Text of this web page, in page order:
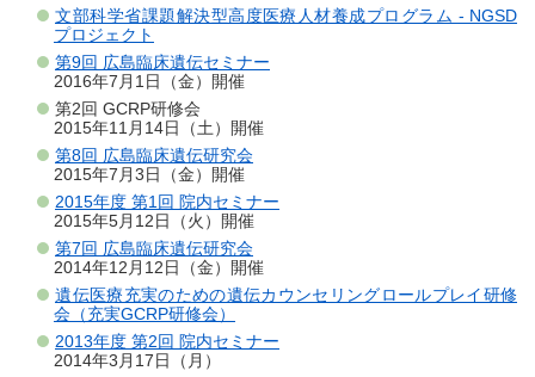
文部科学省課題解決型高度医療人材養成プログラム - NGSD
プロジェクト
第9回 広島臨床遺伝セミナー
2016年7月1日（金）開催
第2回 GCRP研修会
2015年11月14日（土）開催
第8回 広島臨床遺伝研究会
2015年7月3日（金）開催
2015年度 第1回 院内セミナー
2015年5月12日（火）開催
第7回 広島臨床遺伝研究会
2014年12月12日（金）開催
遺伝医療充実のための遺伝カウンセリングロールプレイ研修
会（充実GCRP研修会）
2013年度 第2回 院内セミナー
2014年3月17日（月）